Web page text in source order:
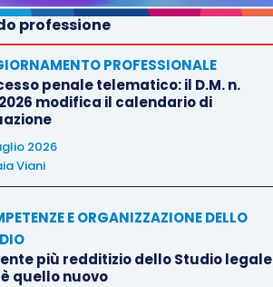
professione
PROFESSIONALE
penale telematico: il D.M. n.
modifica il calendario di
2026
Viani
E ORGANIZZAZIONE DELLO
più redditizio dello Studio legale
quello nuovo